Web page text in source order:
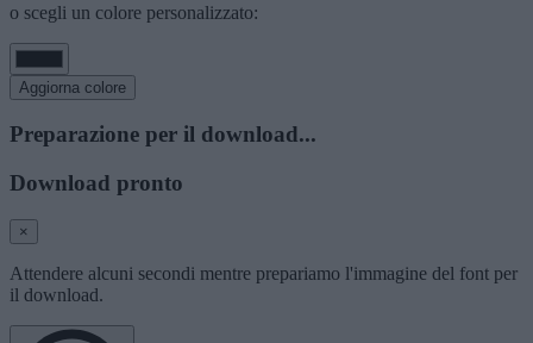
o scegli un colore personalizzato:
Aggiorna colore
Preparazione per il download...
Download pronto
×
Attendere alcuni secondi mentre prepariamo l'immagine del font per
il download.